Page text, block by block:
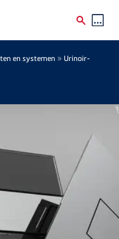
en systemen » Urinoir-